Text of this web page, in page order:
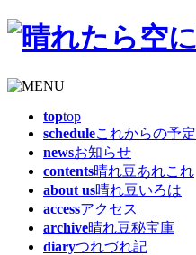
toptop
scheduleこれからの予定
newsお知らせ
contents晴れ豆あれこれ
about us晴れ豆いろは
accessアクセス
archive晴れ豆秘宝庫
diaryつれづれ記